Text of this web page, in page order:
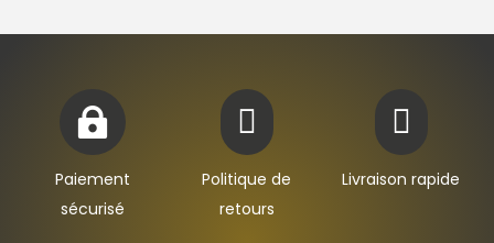

Paiement
sécurisé

Politique de
retours

Livraison rapide